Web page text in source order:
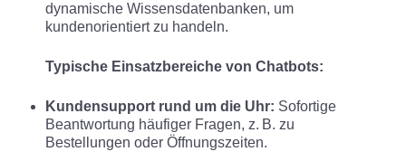
dynamische Wissensdatenbanken, um
kundenorientiert zu handeln.
Typische Einsatzbereiche von Chatbots:
Kundensupport rund um die Uhr: Sofortige
Beantwortung häufiger Fragen, z. B. zu
Bestellungen oder Öffnungszeiten.